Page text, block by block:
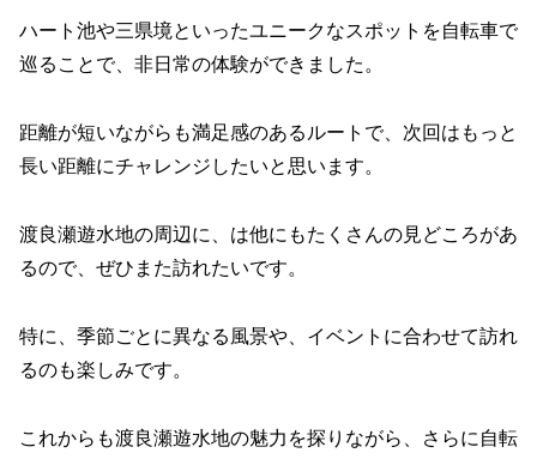
ハート池や三県境といったユニークなスポットを自転車で
巡ることで、非日常の体験ができました。
距離が短いながらも満足感のあるルートで、次回はもっと
長い距離にチャレンジしたいと思います。
渡良瀬遊水地の周辺に、は他にもたくさんの見どころがあ
るので、ぜひまた訪れたいです。
特に、季節ごとに異なる風景や、イベントに合わせて訪れ
るのも楽しみです。
これからも渡良瀬遊水地の魅力を探りながら、さらに自転